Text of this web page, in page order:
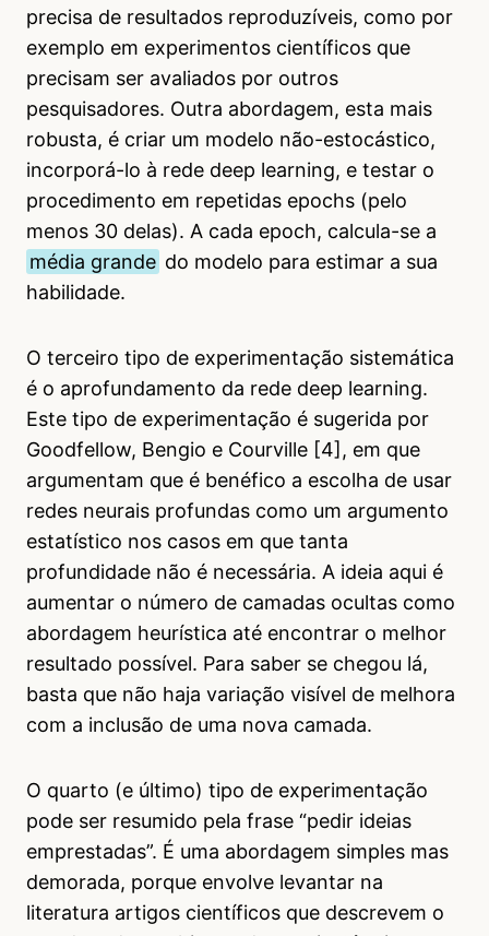
precisa de resultados reproduzíveis, como por
exemplo em experimentos científicos que
precisam ser avaliados por outros
pesquisadores. Outra abordagem, esta mais
robusta, é criar um modelo não-estocástico,
incorporá-lo à rede deep learning, e testar o
procedimento em repetidas epochs (pelo
menos 30 delas). A cada epoch, calcula-se a
média grande do modelo para estimar a sua
habilidade.
O terceiro tipo de experimentação sistemática
é o aprofundamento da rede deep learning.
Este tipo de experimentação é sugerida por
Goodfellow, Bengio e Courville [4], em que
argumentam que é benéfico a escolha de usar
redes neurais profundas como um argumento
estatístico nos casos em que tanta
profundidade não é necessária. A ideia aqui é
aumentar o número de camadas ocultas como
abordagem heurística até encontrar o melhor
resultado possível. Para saber se chegou lá,
basta que não haja variação visível de melhora
com a inclusão de uma nova camada.
O quarto (e último) tipo de experimentação
pode ser resumido pela frase “pedir ideias
emprestadas”. É uma abordagem simples mas
demorada, porque envolve levantar na
literatura artigos científicos que descrevem o